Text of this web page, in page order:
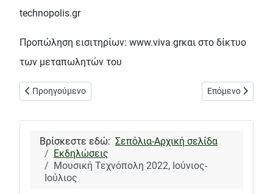
technopolis.gr
Προπώληση εισιτηρίων: www.viva.grκαι στο δίκτυο
των μεταπωλητών του
Προηγούμενο άρθρο: Περίπατος στον Λυκαβηττό με την
Προηγούμενο Επόμενο άρθρο:
Επόμενο
Βρίσκεστε εδώ: Σεπόλια-Αρχική σελίδα
Εκδηλώσεις
Μουσική Τεχνόπολη 2022, Ιούνιος-
Ιούλιος